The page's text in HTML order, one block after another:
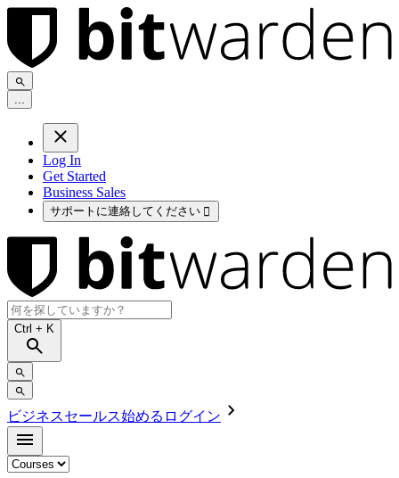
...
Log In
Get Started
Business Sales
サポートに連絡してください 
Ctrl + K
ビジネスセールス始める ログイン